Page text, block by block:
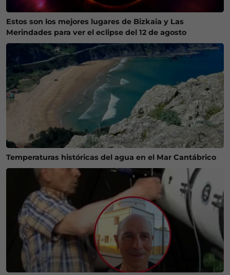
Estos son los mejores lugares de Bizkaia y Las
Merindades para ver el eclipse del 12 de agosto
Temperaturas históricas del agua en el Mar Cantábrico